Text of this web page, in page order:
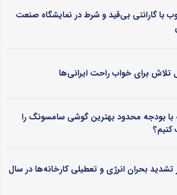
با گارانتی بی‌قید و شرط در نمایشگاه صنعت
با بودجه محدود بهترین گوشی سامسونگ را
کنیم؟
تشدید بحران انرژی و تعطیلی کارخانه‌ها در سال